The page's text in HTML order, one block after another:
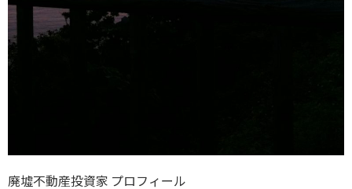
廃墟不動産投資家 プロフィール